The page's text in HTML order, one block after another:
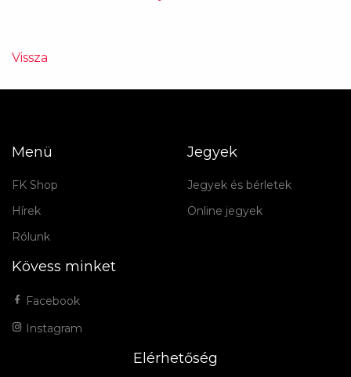
Vissza
Menü
FK Shop
Hírek
Rólunk
Jegyek
Jegyek és bérletek
Online jegyek
Kövess minket
Facebook
Instagram
Elérhetőség